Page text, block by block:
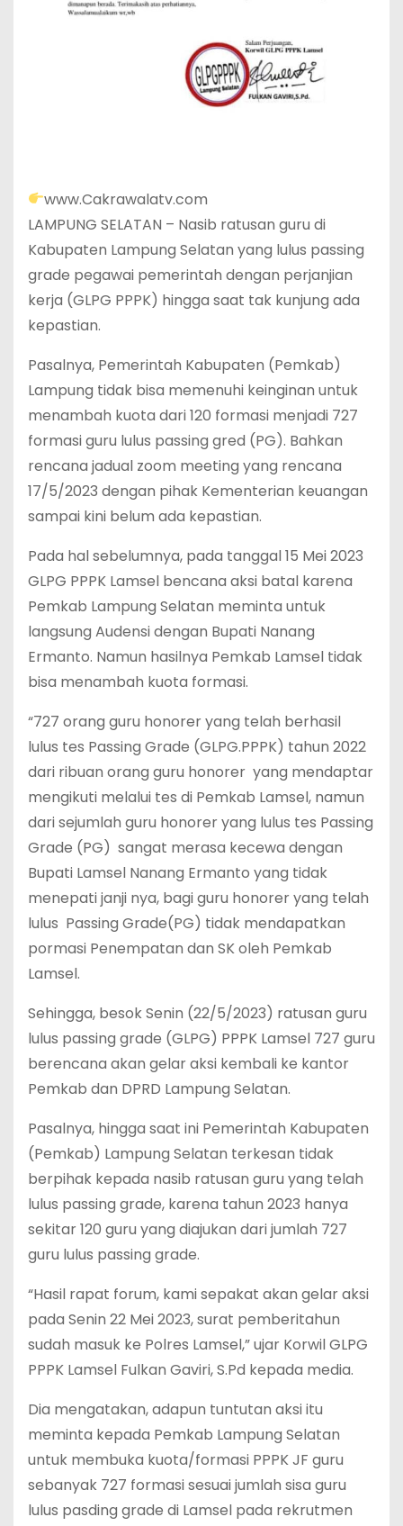
www.Cakrawalatv.com
LAMPUNG SELATAN – Nasib ratusan guru di
Kabupaten Lampung Selatan yang lulus passing
grade pegawai pemerintah dengan perjanjian
kerja (GLPG PPPK) hingga saat tak kunjung ada
kepastian.
Pasalnya, Pemerintah Kabupaten (Pemkab)
Lampung tidak bisa memenuhi keinginan untuk
menambah kuota dari 120 formasi menjadi 727
formasi guru lulus passing gred (PG). Bahkan
rencana jadual zoom meeting yang rencana
17/5/2023 dengan pihak Kementerian keuangan
sampai kini belum ada kepastian.
Pada hal sebelumnya, pada tanggal 15 Mei 2023
GLPG PPPK Lamsel bencana aksi batal karena
Pemkab Lampung Selatan meminta untuk
langsung Audensi dengan Bupati Nanang
Ermanto. Namun hasilnya Pemkab Lamsel tidak
bisa menambah kuota formasi.
“727 orang guru honorer yang telah berhasil
lulus tes Passing Grade (GLPG.PPPK) tahun 2022
dari ribuan orang guru honorer yang mendaptar
mengikuti melalui tes di Pemkab Lamsel, namun
dari sejumlah guru honorer yang lulus tes Passing
Grade (PG) sangat merasa kecewa dengan
Bupati Lamsel Nanang Ermanto yang tidak
menepati janji nya, bagi guru honorer yang telah
lulus Passing Grade(PG) tidak mendapatkan
pormasi Penempatan dan SK oleh Pemkab
Lamsel.
Sehingga, besok Senin (22/5/2023) ratusan guru
lulus passing grade (GLPG) PPPK Lamsel 727 guru
berencana akan gelar aksi kembali ke kantor
Pemkab dan DPRD Lampung Selatan.
Pasalnya, hingga saat ini Pemerintah Kabupaten
(Pemkab) Lampung Selatan terkesan tidak
berpihak kepada nasib ratusan guru yang telah
lulus passing grade, karena tahun 2023 hanya
sekitar 120 guru yang diajukan dari jumlah 727
guru lulus passing grade.
“Hasil rapat forum, kami sepakat akan gelar aksi
pada Senin 22 Mei 2023, surat pemberitahun
sudah masuk ke Polres Lamsel,” ujar Korwil GLPG
PPPK Lamsel Fulkan Gaviri, S.Pd kepada media.
Dia mengatakan, adapun tuntutan aksi itu
meminta kepada Pemkab Lampung Selatan
untuk membuka kuota/formasi PPPK JF guru
sebanyak 727 formasi sesuai jumlah sisa guru
lulus pasding grade di Lamsel pada rekrutmen